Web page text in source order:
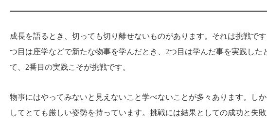
成長を語るとき、切っても切り離せないものがあります。それは挑戦で
つ目は座学などで新たな物事を学んだとき、2つ目は学んだ事を実践し
て、2番目の実践こそが挑戦です。
物事にはやってみないと見えないこと学べないことが多々あります。し
してとても厳しい姿勢を持っています。挑戦には結果としての成功と失